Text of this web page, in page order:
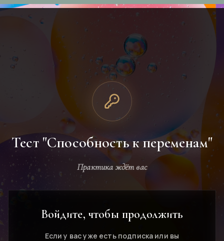
Тест "Способность к переменам"
Практика ждёт вас
Войдите, чтобы продолжить
Если у вас уже есть подписка или вы